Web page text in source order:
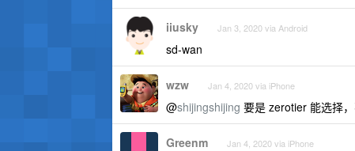
iiusky Jan 3, 2020 via Android
sd-wan
wzw Jan 4, 2020 via iPhone
@shijingshijing 要是 zerotier 能选择
Greenm Jan 4, 2020 via iPhone